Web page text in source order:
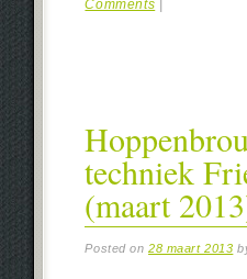
Comments |
techniek
(maart
Posted on28 maart 2013